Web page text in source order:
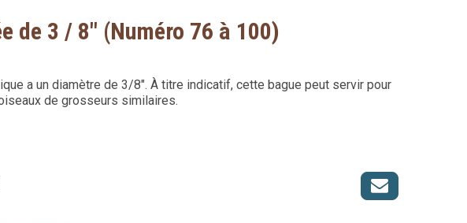
de 3 / 8" (Numéro 76 à 100)
a un diamètre de 3/8". À titre indicatif, cette bague peut servir pour
de grosseurs similaires.